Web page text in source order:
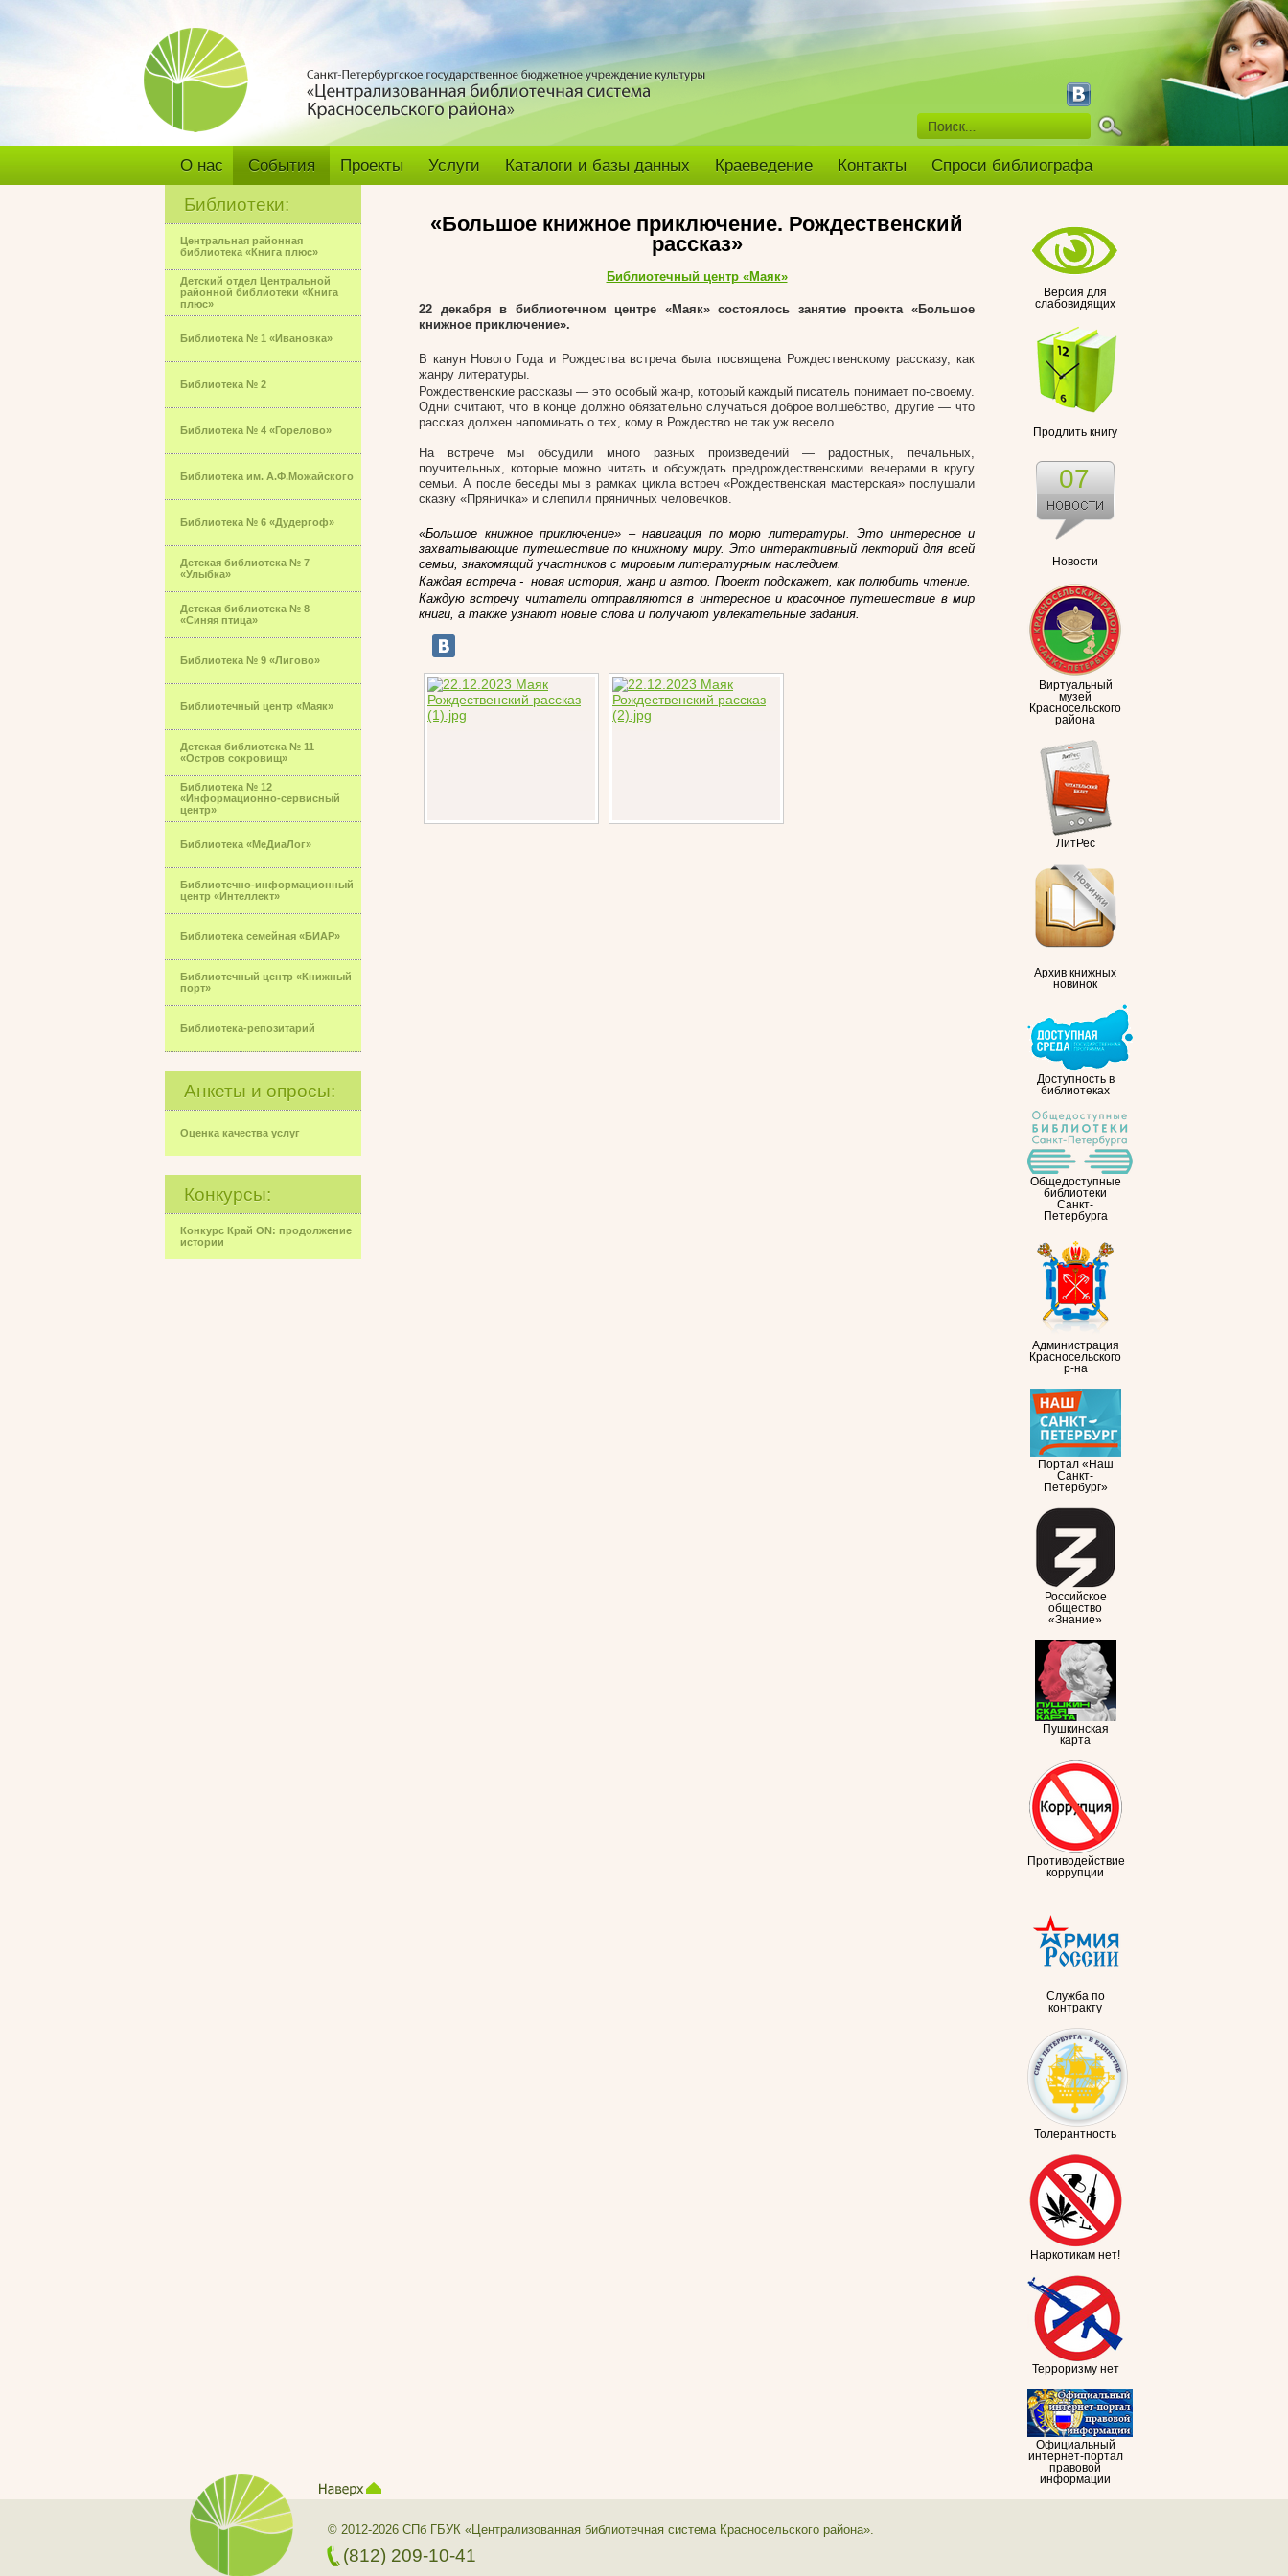
О нас События Проекты Услуги Каталоги и базы данных Краеведение Контакты Спроси библиографа
Библиотеки:
Центральная районная
библиотека «Книга плюс»
Детский отдел Центральной
районной библиотеки «Книга
плюс»
Библиотека № 1 «Ивановка»
Библиотека № 2
Библиотека № 4 «Горелово»
Библиотека им. А.Ф.Можайского
Библиотека № 6 «Дудергоф»
Детская библиотека № 7
«Улыбка»
Детская библиотека № 8
«Синяя птица»
Библиотека № 9 «Лигово»
Библиотечный центр «Маяк»
Детская библиотека № 11
«Остров сокровищ»
Библиотека № 12
«Информационно-сервисный
центр»
Библиотека «МеДиаЛог»
Библиотечно-информационный
центр «Интеллект»
Библиотека семейная «БИАР»
Библиотечный центр «Книжный
порт»
Библиотека-репозитарий
Анкеты и опросы:
Оценка качества услуг
Конкурсы:
Конкурс Край ON: продолжение
истории
Версия для
слабовидящих
Продлить книгу
Новости
07
Виртуальный
музей
Красносельского
района
ЛитРес
Архив книжных
новинок
Доступность в
библиотеках
Общедоступные
библиотеки
Санкт-
Петербурга
Администрация
Красносельского
р-на
Портал «Наш
Санкт-
Петербург»
Российское
общество
«Знание»
Пушкинская
карта
Противодействие
коррупции
Служба по
контракту
Толерантность
Наркотикам нет!
Терроризму нет
Официальный
интернет-портал
правовой
информации
«Большое книжное приключение. Рождественский
рассказ»
Библиотечный центр «Маяк»
22 декабря в библиотечном центре «Маяк» состоялось занятие проекта «Большое
книжное приключение».
В канун Нового Года и Рождества встреча была посвящена Рождественскому рассказу, как
жанру литературы.
Рождественские рассказы — это особый жанр, который каждый писатель понимает по-своему.
Одни считают, что в конце должно обязательно случаться доброе волшебство, другие — что
рассказ должен напоминать о тех, кому в Рождество не так уж весело.
На встрече мы обсудили много разных произведений — радостных, печальных,
поучительных, которые можно читать и обсуждать предрождественскими вечерами в кругу
семьи. А после беседы мы в рамках цикла встреч «Рождественская мастерская» послушали
сказку «Пряничка» и слепили пряничных человечков.
«Большое книжное приключение» – навигация по морю литературы. Это интересное и
захватывающие путешествие по книжному миру. Это интерактивный лекторий для всей
семьи, знакомящий участников с мировым литературным наследием.
Каждая встреча - новая история, жанр и автор. Проект подскажет, как полюбить чтение.
Каждую встречу читатели отправляются в интересное и красочное путешествие в мир
книги, а также узнают новые слова и получают увлекательные задания.
© 2012-2026 СПб ГБУК «Централизованная библиотечная система Красносельского района».
(812) 209-10-41